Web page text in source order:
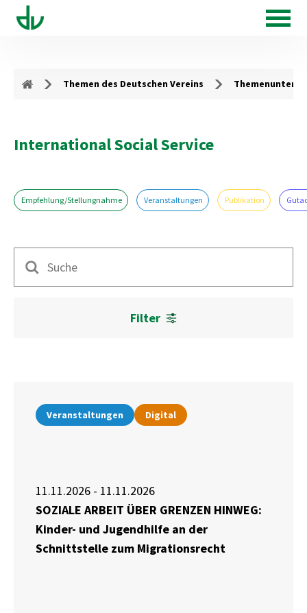
Themen des Deutschen Vereins
International Social Service
Empfehlung/Stellungnahme Veranstaltungen Publikation
Suche
Filter
Veranstaltungen Digital
11.11.2026 - 11.11.2026
SOZIALE ARBEIT ÜBER GRENZEN HINWEG:
Kinder- und Jugendhilfe an der
Schnittstelle zum Migrationsrecht